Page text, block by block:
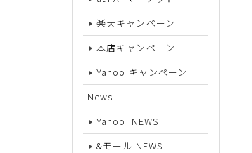
楽天キャンペーン
本店キャンペーン
Yahoo!キャンペーン
News
Yahoo! NEWS
&モール NEWS
22.5cm
23cm
23.5cm
24cm
24.5cm